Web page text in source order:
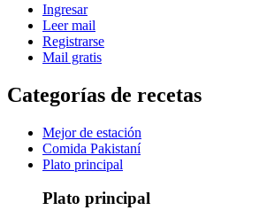
Ingresar
Leer mail
Registrarse
Mail gratis
Categorías de recetas
Mejor de estación
Comida Pakistaní
Plato principal
Plato principal